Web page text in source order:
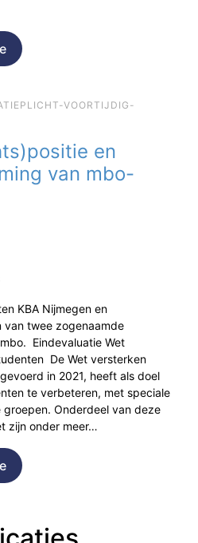
VOORTIJDIG-
en
van mbo-
KBA Nijmegen en
van twee zogenaamde
Eindevaluatie Wet
De Wet versterken
in 2021, heeft als doel
te verbeteren, met speciale
Onderdeel van deze
zijn onder meer…